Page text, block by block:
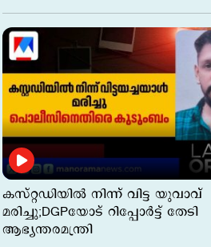
കസ്റ്റഡിയില്‍ നിന്ന് വിട്ട യുവാവ്
മരിച്ചു;DGPയോട് റിപ്പോര്‍ട്ട് തേടി
ആഭ്യന്തരമന്ത്രി